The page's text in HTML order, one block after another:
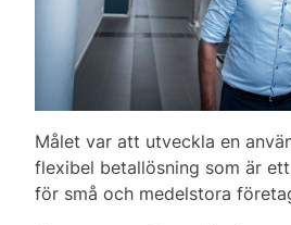
Målet var att utveckla en
flexibel betallösning som är
för små och medelstora